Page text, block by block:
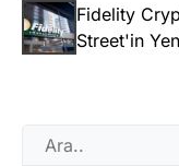
Fidelity
Street'in